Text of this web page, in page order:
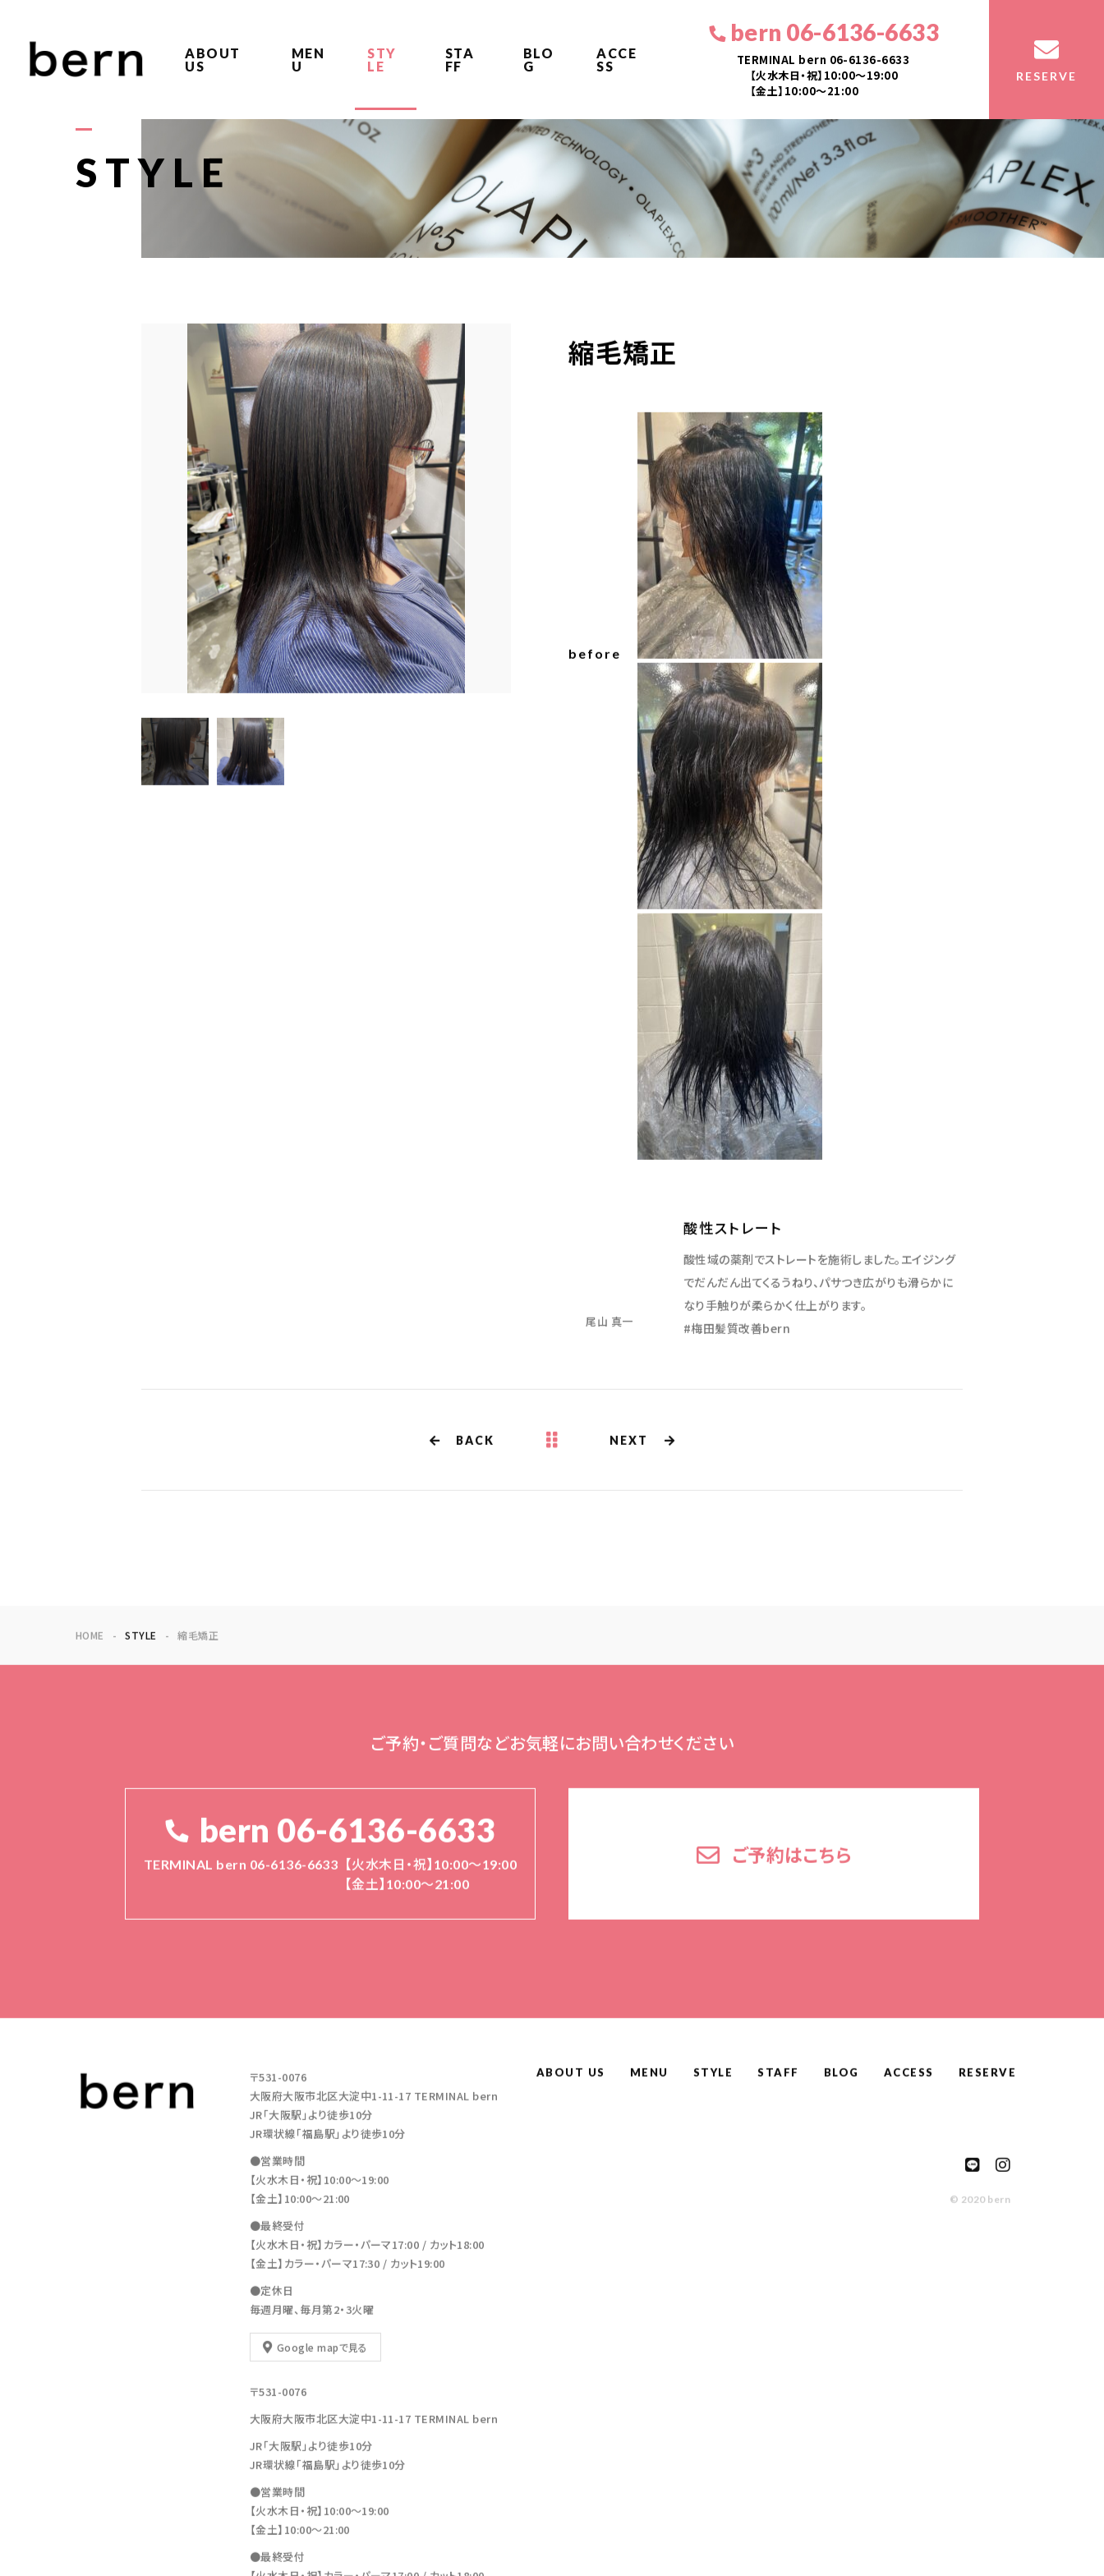
ABOUT
US
MEN
U
STY
LE
STA
FF
BLO
G
ACCE
SS
bern 06-6136-6633
TERMINAL bern 06-6136-6633
【火水木日・祝】10:00～19:00
【金土】10:00〜21:00
RESERVE
STYLE
縮毛矯正
before
尾山 真一
酸性ストレート
酸性域の薬剤でストレートを施術しました。エイジング
でだんだん出てくるうねり、パサつき広がりも滑らかに
なり手触りが柔らかく仕上がります。
#梅田髪質改善bern
BACK NEXT
HOME STYLE 縮毛矯正
ご予約・ご質問などお気軽にお問い合わせください
bern 06-6136-6633
TERMINAL bern 06-6136-6633
【火水木日・祝】10:00～19:00
【金土】10:00〜21:00
ご予約はこちら
〒531-0076
大阪府大阪市北区大淀中1-11-17 TERMINAL bern
JR「大阪駅」より徒歩10分
JR環状線「福島駅」より徒歩10分
●営業時間
【火水木日・祝】10:00～19:00
【金土】10:00〜21:00
●最終受付
【火水木日・祝】カラー・パーマ17:00 / カット18:00
【金土】カラー・パーマ17:30 / カット19:00
●定休日
毎週月曜、毎月第2・3火曜
Google mapで見る
〒531-0076
大阪府大阪市北区大淀中1-11-17 TERMINAL bern
JR「大阪駅」より徒歩10分
JR環状線「福島駅」より徒歩10分
●営業時間
【火水木日・祝】10:00～19:00
【金土】10:00〜21:00
●最終受付
ABOUT US MENU STYLE STAFF BLOG ACCESS RESERVE
© 2020 bern